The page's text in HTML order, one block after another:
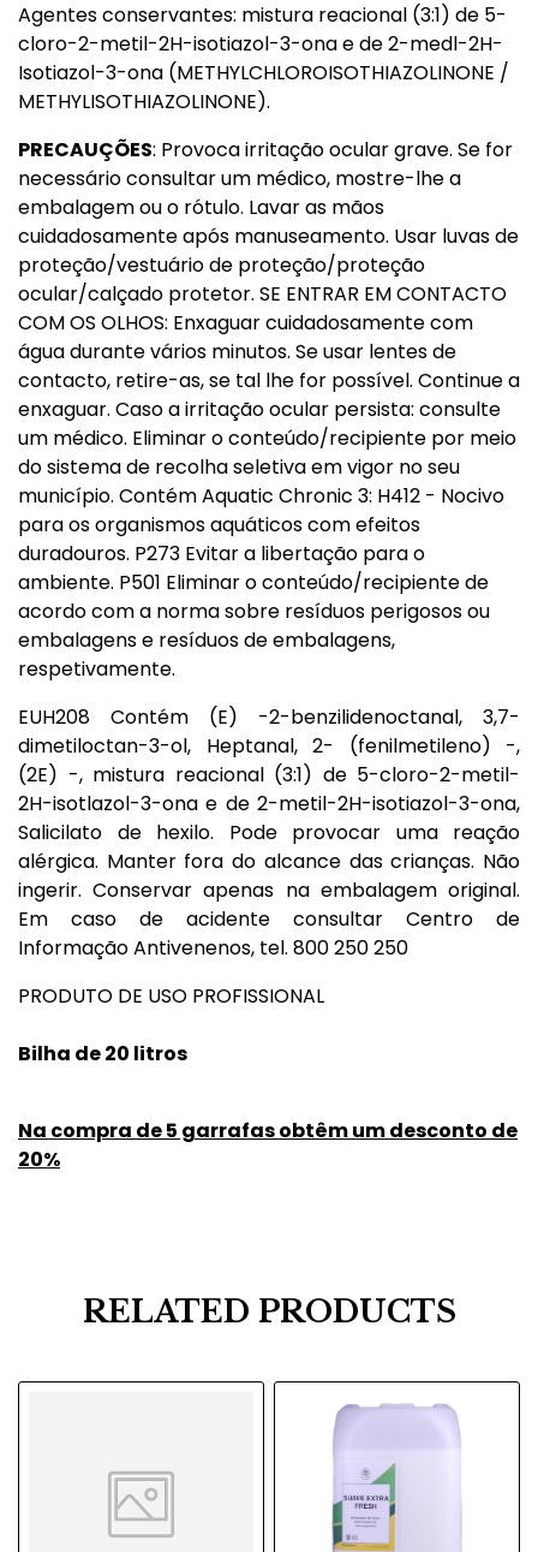
Agentes conservantes: mistura reacional (3:1) de 5-
cloro-2-metil-2H-isotiazol-3-ona e de 2-medl-2H-
Isotiazol-3-ona (METHYLCHLOROISOTHIAZOLINONE /
METHYLISOTHIAZOLINONE).
PRECAUÇÕES: Provoca irritação ocular grave. Se for
necessário consultar um médico, mostre-lhe a
embalagem ou o rótulo. Lavar as mãos
cuidadosamente após manuseamento. Usar luvas de
proteção/vestuário de proteção/proteção
ocular/calçado protetor. SE ENTRAR EM CONTACTO
COM OS OLHOS: Enxaguar cuidadosamente com
água durante vários minutos. Se usar lentes de
contacto, retire-as, se tal lhe for possível. Continue a
enxaguar. Caso a irritação ocular persista: consulte
um médico. Eliminar o conteúdo/recipiente por meio
do sistema de recolha seletiva em vigor no seu
município. Contém Aquatic Chronic 3: H412 - Nocivo
para os organismos aquáticos com efeitos
duradouros. P273 Evitar a libertação para o
ambiente. P501 Eliminar o conteúdo/recipiente de
acordo com a norma sobre resíduos perigosos ou
embalagens e resíduos de embalagens,
respetivamente.
EUH208 Contém (E) -2-benzilidenoctanal, 3,7-
dimetiloctan-3-ol, Heptanal, 2- (fenilmetileno) -,
(2E) -, mistura reacional (3:1) de 5-cloro-2-metil-
2H-isotlazol-3-ona e de 2-metil-2H-isotiazol-3-ona,
Salicilato de hexilo. Pode provocar uma reação
alérgica. Manter fora do alcance das crianças. Não
ingerir. Conservar apenas na embalagem original.
Em caso de acidente consultar Centro de
Informação Antivenenos, tel. 800 250 250
PRODUTO DE USO PROFISSIONAL
Bilha de 20 litros
Na compra de 5 garrafas obtêm um desconto de
20%
RELATED PRODUCTS